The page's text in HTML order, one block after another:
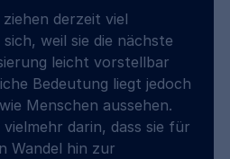
derzeit viel
weil sie die nächste
leicht vorstellbar
Bedeutung liegt jedoch
Menschen aussehen.
darin, dass sie für
Wandel hin zur